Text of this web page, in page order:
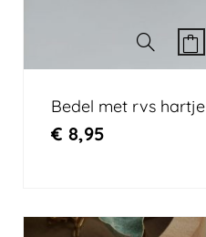
Bedel met rvs hartje
€ 8,95